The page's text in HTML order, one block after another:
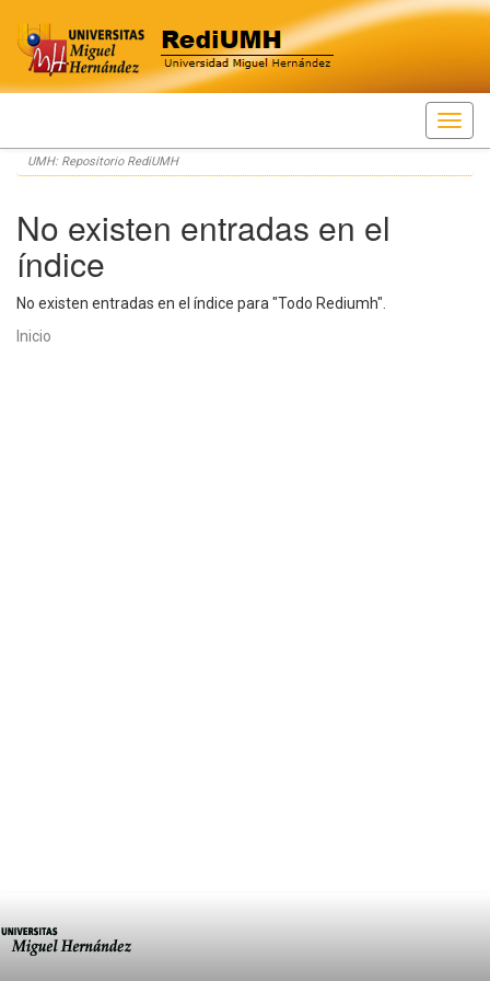
Skip
navigation
UMH: Repositorio RediUMH
No existen entradas en el
índice
No existen entradas en el índice para "Todo Rediumh".
Inicio